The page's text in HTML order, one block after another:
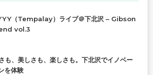
（Tempalay）ライブ＠下北沢 – Gibson
vol.3
も、美しさも、楽しさも。下北沢でイノベー
を体験